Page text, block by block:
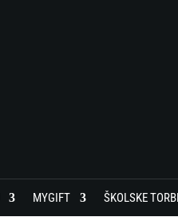
MYGIFT ŠKOLSKE